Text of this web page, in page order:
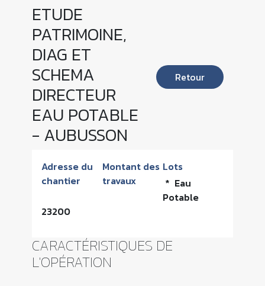
ETUDE
PATRIMOINE,
DIAG ET
SCHEMA
DIRECTEUR
EAU POTABLE
- AUBUSSON
Retour
Adresse du
chantier
23200
Montant des
travaux
Lots
* Eau
Potable
CARACTÉRISTIQUES DE
L'OPÉRATION